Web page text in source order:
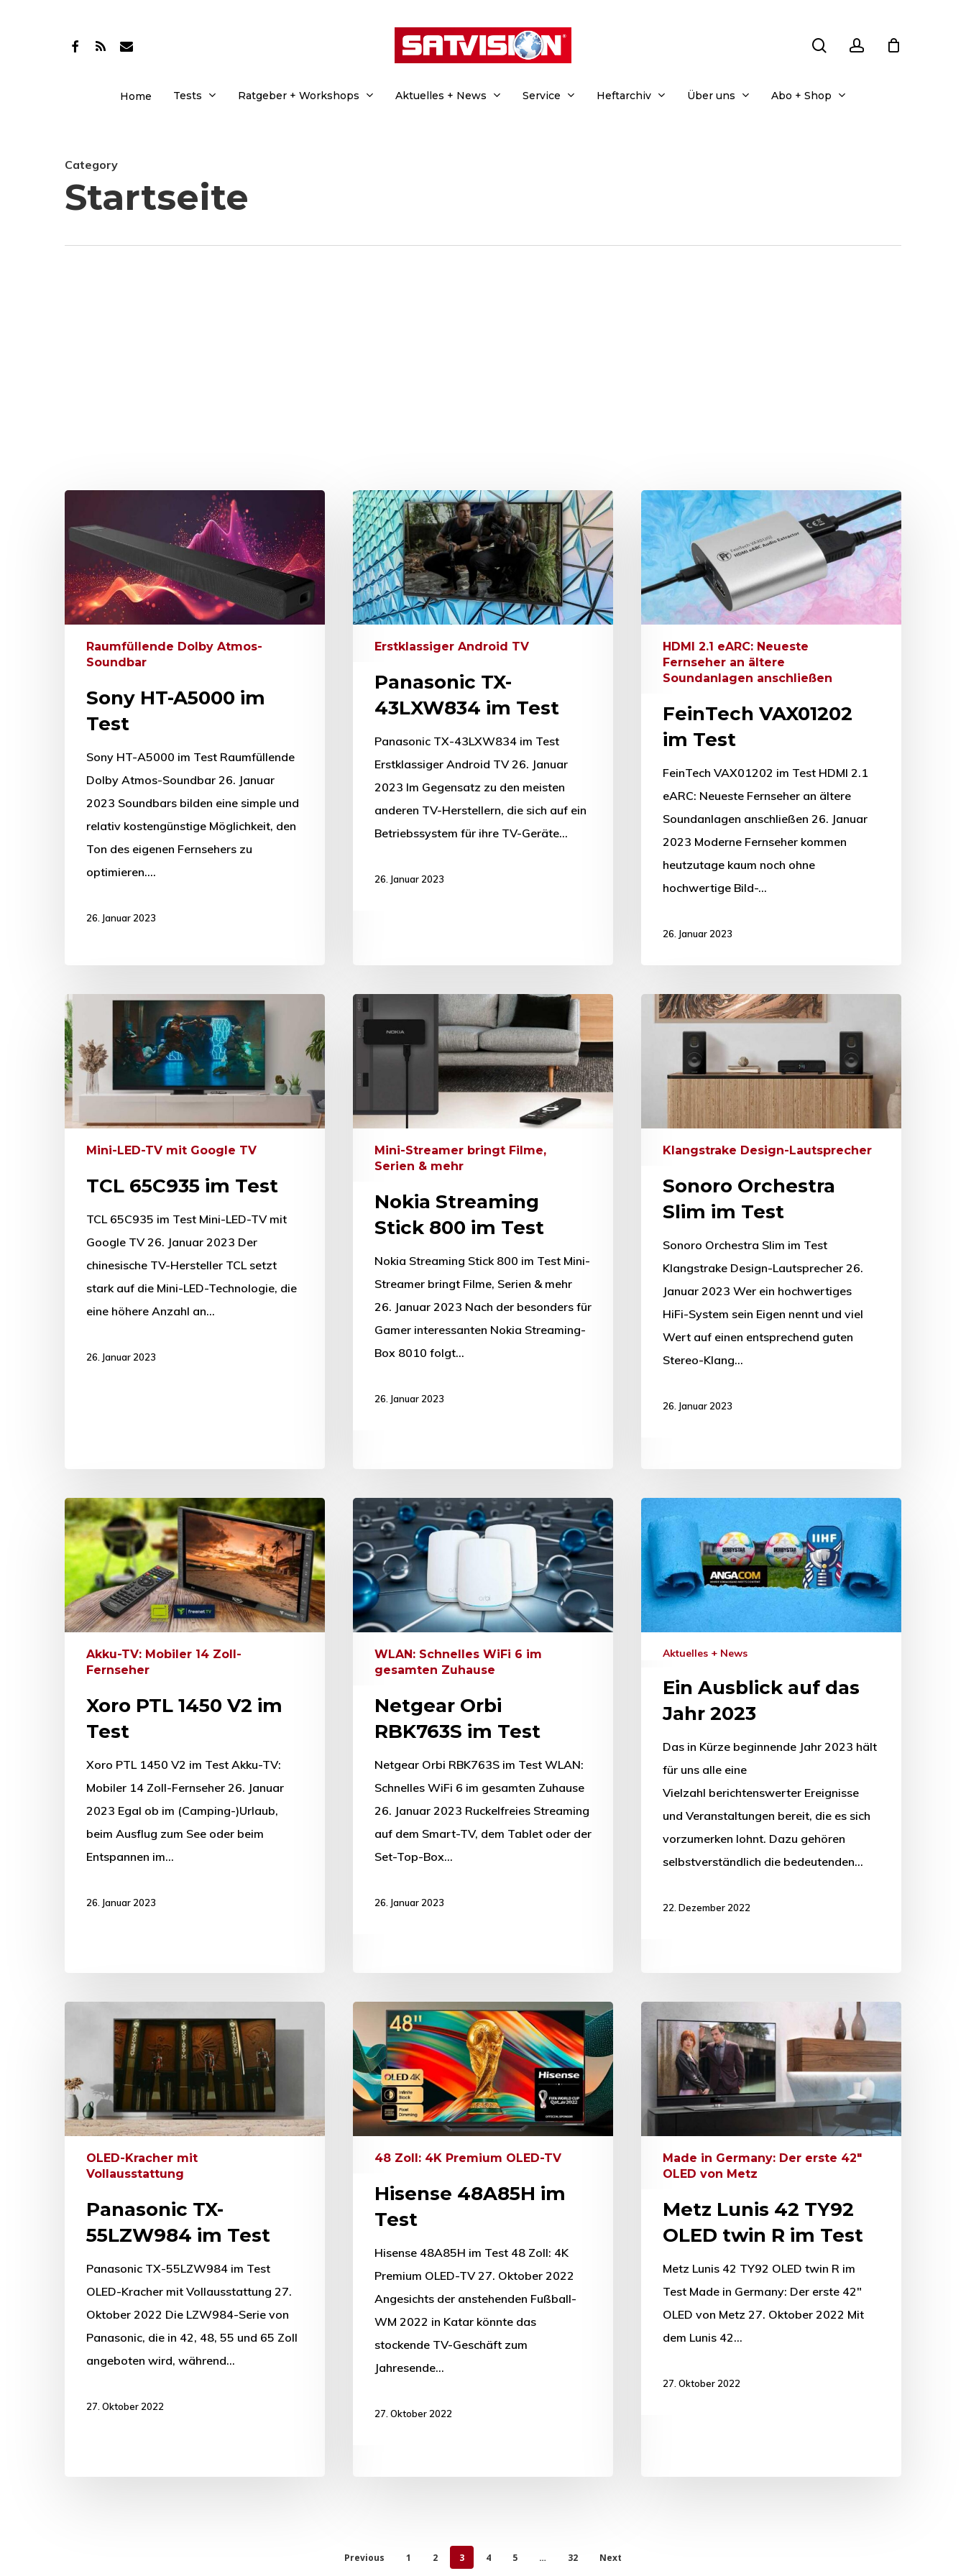
Drücken Sie Enter zum Suchen oder ESC zum Schließen.
facebook
RSS email
Home Tests Ratgeber + Workshops Aktuelles + News Service Heftarchiv Über uns Abo + Shop
Category
Startseite
Raumfüllende Dolby Atmos-
Soundbar
Sony HT-A5000 im
Test
Sony HT-A5000 im Test Raumfüllende
Dolby Atmos-Soundbar 26. Januar
2023 Soundbars bilden eine simple und
relativ kostengünstige Möglichkeit, den
Ton des eigenen Fernsehers zu
optimieren.…
26. Januar 2023
Erstklassiger Android TV
Panasonic TX-
43LXW834 im Test
Panasonic TX-43LXW834 im Test
Erstklassiger Android TV 26. Januar
2023 Im Gegensatz zu den meisten
anderen TV-Herstellern, die sich auf ein
Betriebssystem für ihre TV-Geräte…
26. Januar 2023
HDMI 2.1 eARC: Neueste
Fernseher an ältere
Soundanlagen anschließen
FeinTech VAX01202
im Test
FeinTech VAX01202 im Test HDMI 2.1
eARC: Neueste Fernseher an ältere
Soundanlagen anschließen 26. Januar
2023 Moderne Fernseher kommen
heutzutage kaum noch ohne
hochwertige Bild-…
26. Januar 2023
Mini-LED-TV mit Google TV
TCL 65C935 im Test
TCL 65C935 im Test Mini-LED-TV mit
Google TV 26. Januar 2023 Der
chinesische TV-Hersteller TCL setzt
stark auf die Mini-LED-Technologie, die
eine höhere Anzahl an…
26. Januar 2023
Mini-Streamer bringt Filme,
Serien & mehr
Nokia Streaming
Stick 800 im Test
Nokia Streaming Stick 800 im Test Mini-
Streamer bringt Filme, Serien & mehr
26. Januar 2023 Nach der besonders für
Gamer interessanten Nokia Streaming-
Box 8010 folgt…
26. Januar 2023
Klangstrake Design-Lautsprecher
Sonoro Orchestra
Slim im Test
Sonoro Orchestra Slim im Test
Klangstrake Design-Lautsprecher 26.
Januar 2023 Wer ein hochwertiges
HiFi-System sein Eigen nennt und viel
Wert auf einen entsprechend guten
Stereo-Klang…
26. Januar 2023
Akku-TV: Mobiler 14 Zoll-
Fernseher
Xoro PTL 1450 V2 im
Test
Xoro PTL 1450 V2 im Test Akku-TV:
Mobiler 14 Zoll-Fernseher 26. Januar
2023 Egal ob im (Camping-)Urlaub,
beim Ausflug zum See oder beim
Entspannen im…
26. Januar 2023
WLAN: Schnelles WiFi 6 im
gesamten Zuhause
Netgear Orbi
RBK763S im Test
Netgear Orbi RBK763S im Test WLAN:
Schnelles WiFi 6 im gesamten Zuhause
26. Januar 2023 Ruckelfreies Streaming
auf dem Smart-TV, dem Tablet oder der
Set-Top-Box…
26. Januar 2023
Aktuelles + News
Ein Ausblick auf das
Jahr 2023
Das in Kürze beginnende Jahr 2023 hält
für uns alle eine
Vielzahl berichtenswerter Ereignisse
und Veranstaltungen bereit, die es sich
vorzumerken lohnt. Dazu gehören
selbstverständlich die bedeutenden…
22. Dezember 2022
OLED-Kracher mit
Vollausstattung
Panasonic TX-
55LZW984 im Test
Panasonic TX-55LZW984 im Test
OLED-Kracher mit Vollausstattung 27.
Oktober 2022 Die LZW984-Serie von
Panasonic, die in 42, 48, 55 und 65 Zoll
angeboten wird, während…
27. Oktober 2022
48 Zoll: 4K Premium OLED-TV
Hisense 48A85H im
Test
Hisense 48A85H im Test 48 Zoll: 4K
Premium OLED-TV 27. Oktober 2022
Angesichts der anstehenden Fußball-
WM 2022 in Katar könnte das
stockende TV-Geschäft zum
Jahresende…
27. Oktober 2022
Made in Germany: Der erste 42"
OLED von Metz
Metz Lunis 42 TY92
OLED twin R im Test
Metz Lunis 42 TY92 OLED twin R im
Test Made in Germany: Der erste 42"
OLED von Metz 27. Oktober 2022 Mit
dem Lunis 42…
27. Oktober 2022
Previous 1 2 3 4 5 … 32 Next